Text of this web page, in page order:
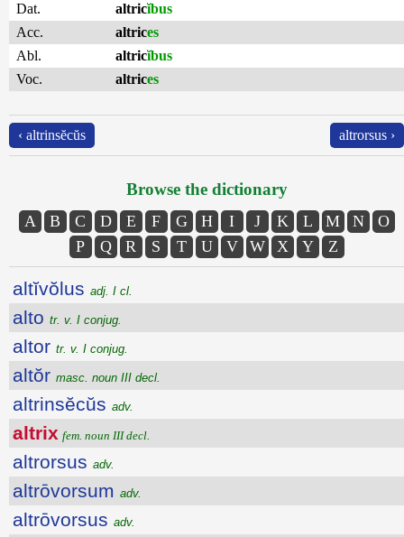
Dat.
altricĭbus
Acc.
altrices
Abl.
altricĭbus
Voc.
altrices
‹ altrinsĕcŭs altrorsus ›
Browse the dictionary
A B C D E F G H I J K L M N
O
P
Q R S T U V W X Y Z
altĭvŏlus adj. I cl.
alto tr. v. I conjug.
altor tr. v. I conjug.
altŏr masc. noun III decl.
altrinsĕcŭs adv.
altrix fem. noun III decl.
altrorsus adv.
altrōvorsum adv.
altrōvorsus adv.